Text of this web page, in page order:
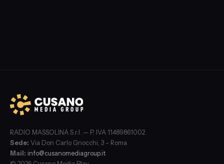
RADIO MASSOLINA S.r.l. — P. IVA 11489861002
Sede: Via Don Carlo Gnocchi, 3 – Roma
Mail: info@cusanomediagroup.it